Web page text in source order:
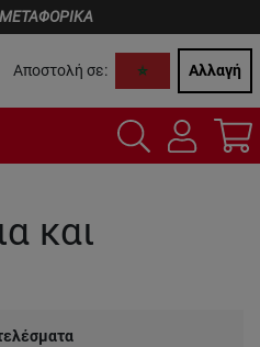
Αποστολή σε: Αλλαγή
και